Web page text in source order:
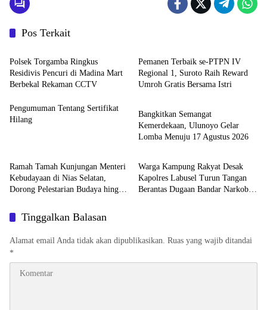
Pos Terkait
News
Polsek Torgamba Ringkus
Residivis Pencuri di Madina Mart
Berbekal Rekaman CCTV
Pemanen Terbaik se-PTPN IV
Regional 1, Suroto Raih Reward
Umroh Gratis Bersama Istri
Pengumuman Tentang Sertifikat
Hilang
Artikel
Bangkitkan Semangat
Kemerdekaan, Ulunoyo Gelar
Lomba Menuju 17 Agustus 2026
Ramah Tamah Kunjungan Menteri
Kebudayaan di Nias Selatan,
Dorong Pelestarian Budaya hingga
News
Warga Kampung Rakyat Desak
Kapolres Labusel Turun Tangan
Berantas Dugaan Bandar Narkoba
Tinggalkan Balasan
Alamat email Anda tidak akan dipublikasikan. Ruas yang wajib ditandai
*